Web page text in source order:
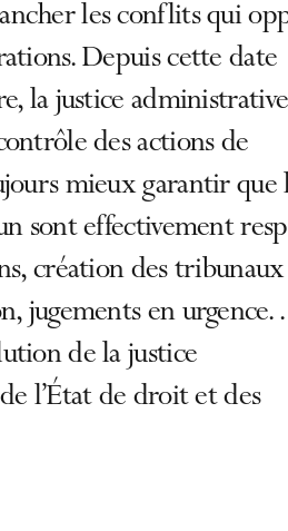
les conflits qui
Depuis cette date
la justice
des actions de
mieux garantir que
sont effectivement
création des
jugements en
de la justice
l’État de droit et des